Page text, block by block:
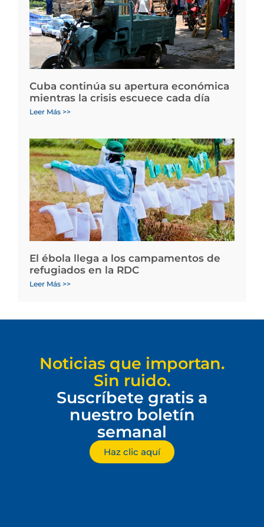
Cuba continúa su apertura económica
mientras la crisis escuece cada día
Leer Más >>
El ébola llega a los campamentos de
refugiados en la RDC
Leer Más >>
Noticias que importan.
Sin ruido.
Suscríbete gratis a
nuestro boletín
semanal
Haz clic aquí